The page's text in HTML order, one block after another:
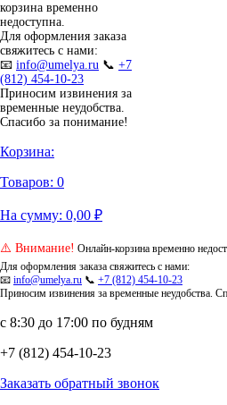
корзина временно
недоступна.
Для оформления заказа
свяжитесь с нами:
📧 info@umelya.ru 📞 +7
(812) 454-10-23
Приносим извинения за
временные неудобства.
Спасибо за понимание!
Корзина:
Товаров: 0
На сумму: 0,00 ₽
⚠️ Внимание! Онлайн-корзина временно
Для оформления заказа свяжитесь с нами:
📧 info@umelya.ru 📞 +7 (812) 454-10-23
Приносим извинения за временные неудобства.
с 8:30 до 17:00 по будням
+7 (812) 454-10-23
Заказать обратный звонок